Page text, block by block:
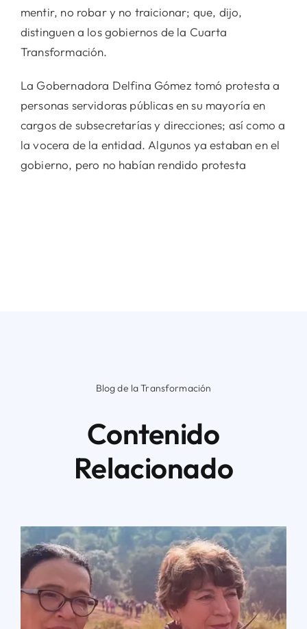
mentir, no robar y no traicionar; que, dijo,
distinguen a los gobiernos de la Cuarta
Transformación.
La Gobernadora Delfina Gómez tomó protesta a
personas servidoras públicas en su mayoría en
cargos de subsecretarías y direcciones; así como a
la vocera de la entidad. Algunos ya estaban en el
gobierno, pero no habían rendido protesta
Blog de la Transformación
Contenido
Relacionado